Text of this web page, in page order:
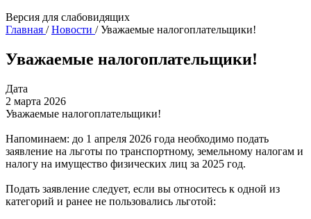
Версия для слабовидящих
Главная /Новости /Уважаемые налогоплательщики!
Уважаемые налогоплательщики!
Дата
2 марта 2026
Уважаемые налогоплательщики!
Напоминаем: до 1 апреля 2026 года необходимо подать
заявление на льготы по транспортному, земельному налогам и
налогу на имущество физических лиц за 2025 год.
Подать заявление следует, если вы относитесь к одной из
категорий и ранее не пользовались льготой: